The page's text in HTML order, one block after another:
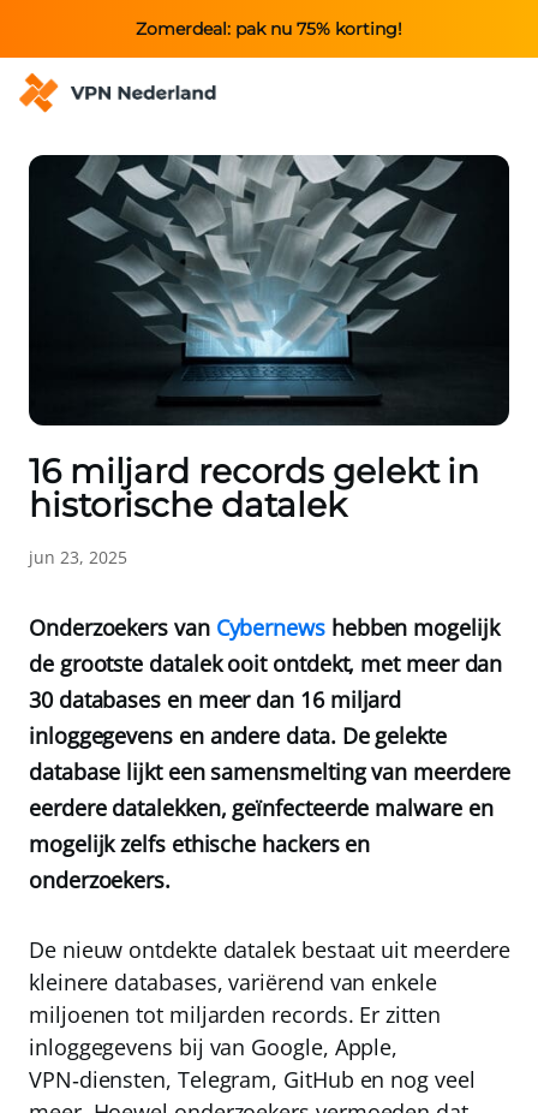
Zomerdeal: pak nu 75% korting!
16 miljard records gelekt in
historische datalek
jun 23, 2025
Onderzoekers van Cybernewshebben mogelijk
de grootste datalek ooit ontdekt, met meer dan
30 databases en meer dan 16 miljard
inloggegevens en andere data. De gelekte
database lijkt een samensmelting van meerdere
eerdere datalekken, geïnfecteerde malware en
mogelijk zelfs ethische hackers en
onderzoekers.
De nieuw ontdekte datalek bestaat uit meerdere
kleinere databases, variërend van enkele
miljoenen tot miljarden records. Er zitten
inloggegevens bij van Google, Apple,
VPN‑diensten, Telegram, GitHub en nog veel